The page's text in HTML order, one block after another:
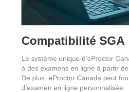
Compatibilité SGA
Le système unique d’eProctor
à des examens en ligne à partir de
De plus, eProctor Canada peut
d’examen en ligne personnalisée.